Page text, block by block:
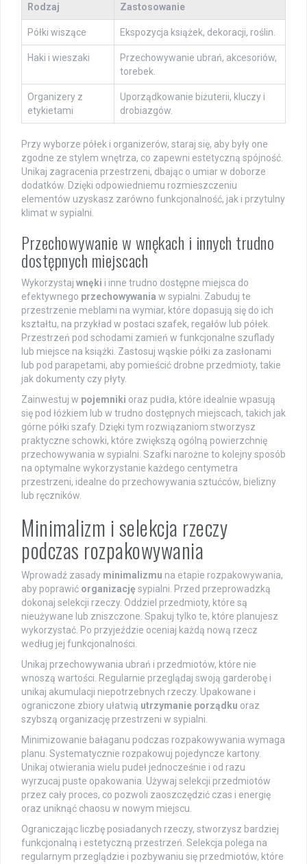
Rodzaj Zastosowanie
Półki wiszące Ekspozycja książek, dekoracji, roślin.
Haki i wieszaki
Przechowywanie ubrań, akcesoriów,
torebek.
Organizery z
etykietami
Uporządkowanie biżuterii, kluczy i
drobiazgów.
Przy wyborze półek i organizerów, staraj się, aby były one
zgodne ze stylem wnętrza, co zapewni estetyczną spójność.
Unikaj zagracenia przestrzeni, dbając o umiar w doborze
dodatków. Dzięki odpowiedniemu rozmieszczeniu
elementów uzyskasz zarówno funkcjonalność, jak i przytulny
klimat w sypialni.
Przechowywanie w wnękach i innych trudno
dostępnych miejscach
Wykorzystaj wnęki i inne trudno dostępne miejsca do
efektywnego przechowywania w sypialni. Zabuduj te
przestrzenie meblami na wymiar, które dopasują się do ich
kształtu, na przykład w postaci szafek, regałów lub półek.
Przestrzeń pod schodami zamień w funkcjonalne szuflady
lub miejsce na książki. Zastosuj wąskie półki za zasłonami
lub pod parapetami, aby pomieścić drobne przedmioty, takie
jak dokumenty czy płyty.
Zainwestuj w pojemniki oraz pudła, które idealnie wpasują
się pod łóżkiem lub w trudno dostępnych miejscach, takich jak
górne półki szafy. Dzięki tym rozwiązaniom stworzysz
praktyczne schowki, które zwiększą ogólną powierzchnię
przechowywania w sypialni. Szafki narożne to kolejny sposób
na optymalne wykorzystanie każdego centymetra
przestrzeni, idealne do przechowywania sztućców, bielizny
lub ręczników.
Minimalizm i selekcja rzeczy
podczas rozpakowywania
Wprowadź zasady minimalizmu na etapie rozpakowywania,
aby poprawić organizację sypialni. Przed przeprowadzką
dokonaj selekcji rzeczy. Oddziel przedmioty, które są
nieużywane lub zniszczone. Spakuj tylko te, które planujesz
wykorzystać. Po przyjeździe oceniaj każdą nową rzecz
według jej funkcjonalności.
Unikaj przechowywania ubrań i przedmiotów, które nie
wnoszą wartości. Regularnie przeglądaj swoją garderobę i
unikaj akumulacji niepotrzebnych rzeczy. Upakowane i
ograniczone zbiory ułatwią utrzymanie porządku oraz
szybszą organizację przestrzeni w sypialni.
Minimizowanie bałaganu podczas rozpakowywania wymaga
planu. Systematycznie rozpakowuj pojedyncze kartony.
Unikaj otwierania wielu pudeł jednocześnie i od razu
wyrzucaj puste opakowania. Używaj selekcji przedmiotów
przez cały proces, co pozwoli zaoszczędzić czas i energię
oraz uniknąć chaosu w nowym miejscu.
Ograniczając liczbę posiadanych rzeczy, stworzysz bardziej
funkcjonalną i estetyczną przestrzeń. Selekcja polega na
regularnym przeglądzie i pozbywaniu się przedmiotów, które